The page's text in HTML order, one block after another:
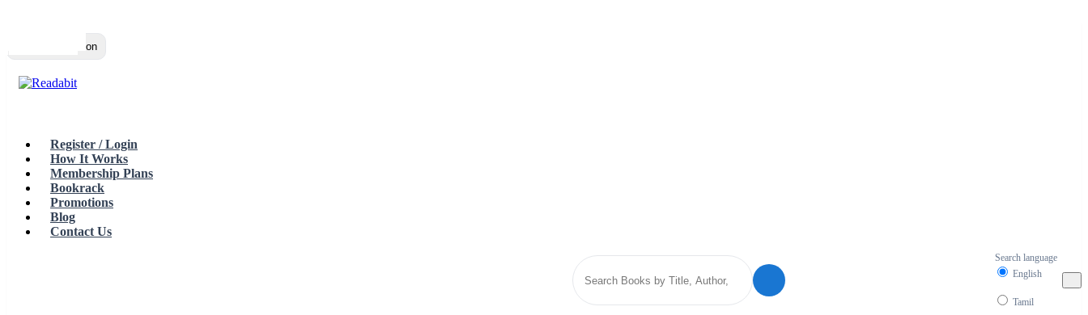
Toggle navigation
Register / Login
How It Works
Membership Plans
Bookrack
Promotions
Blog
Contact Us
Search language
English
Tamil